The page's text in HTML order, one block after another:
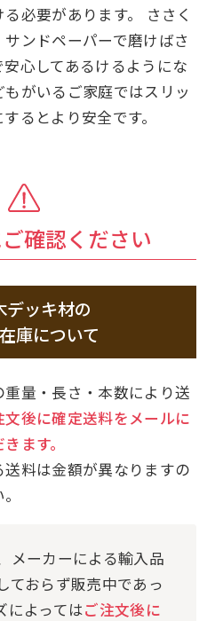
必要があります。
ささく
ンドペーパーで磨けばさ
心してあるけるようにな
がいるご家庭ではスリッ
るとより安全です。
確認ください
デッキ材の
庫について
量・長さ・本数により送
文後に確定送料をメールに
ます。
料は金額が異なりますの
メーカーによる輸入品
ておらず販売中であっ
によってはご注文後に